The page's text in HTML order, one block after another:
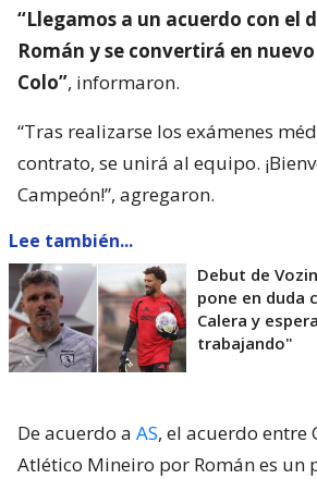
“Llegamos a un acuerdo con el
Román y se convertirá en
Colo”, informaron.
“Tras realizarse los exámenes
contrato, se unirá al equipo.
Campeón!”, agregaron.
Lee también...
Debut de
pone en duda
Calera y
trabajando"
De acuerdo a AS, el acuerdo entre
Atlético Mineiro por Román es un